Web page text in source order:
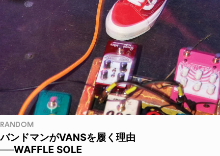
RANDOM
バンドマンがVANSを履く理由
──WAFFLE SOLE